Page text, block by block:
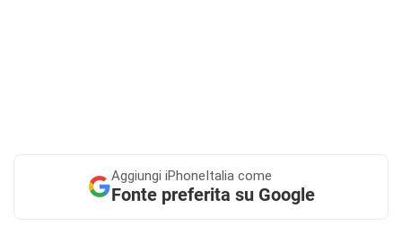
Aggiungi iPhoneItalia come
Fonte preferita su Google